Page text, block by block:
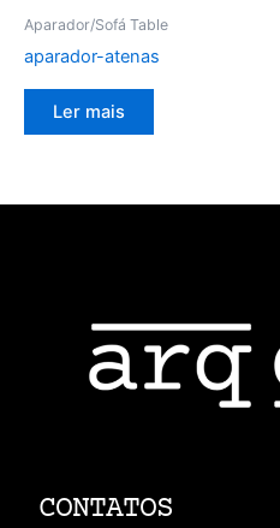
Aparador/Sofá Table
aparador-atenas
Ler mais
CONTATOS